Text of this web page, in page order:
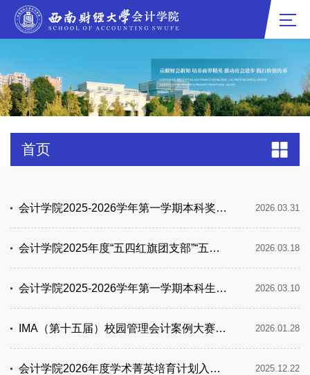
首页
会计学院2025-2026学年第一学期本科奖学金及优秀研究生奖学金公示 2026.03.31
会计学院2025年度“五四红旗团支部”“五四青年标兵”“优秀团支部”“优秀共青团员”“优秀共青团干部”拟获荣誉... 2026.03.18
会计学院2025-2026学年第一学期本科生综合素质评价成绩公示 2026.03.10
IMA（第十五届）校园管理会计案例大赛﹣西南财经校内赛结果公示 2026.01.28
会计学院2026年度学术菁英培育计划入选名单公示 2025.12.22